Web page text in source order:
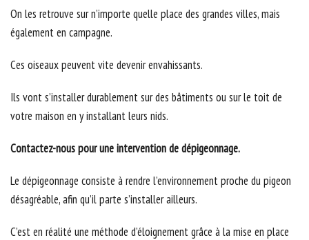
On les retrouve sur n’importe quelle place des grandes villes, mais
également en campagne.
Ces oiseaux peuvent vite devenir envahissants.
Ils vont s’installer durablement sur des bâtiments ou sur le toit de
votre maison en y installant leurs nids.
Contactez-nous pour une intervention de dépigeonnage.
Le dépigeonnage consiste à rendre l’environnement proche du pigeon
désagréable, afin qu’il parte s’installer ailleurs.
C’est en réalité une méthode d’éloignement grâce à la mise en place